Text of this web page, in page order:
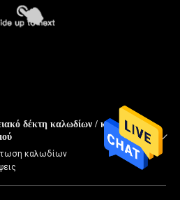
δέκτη καλωδίων / κιτ
καλωδίων